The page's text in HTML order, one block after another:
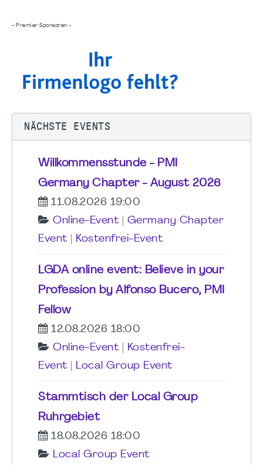
- Premier Sponsoren -
NÄCHSTE EVENTS
Willkommensstunde - PMI
Germany Chapter - August 2026
11.08.2026 19:00
Online-Event
Germany Chapter
Event
Kostenfrei-Event
LGDA online event: Believe in your
Profession by Alfonso Bucero, PMI
Fellow
12.08.2026 18:00
Online-Event
Kostenfrei-
Event
Local Group Event
Stammtisch der Local Group
Ruhrgebiet
18.08.2026 18:00
Local Group Event